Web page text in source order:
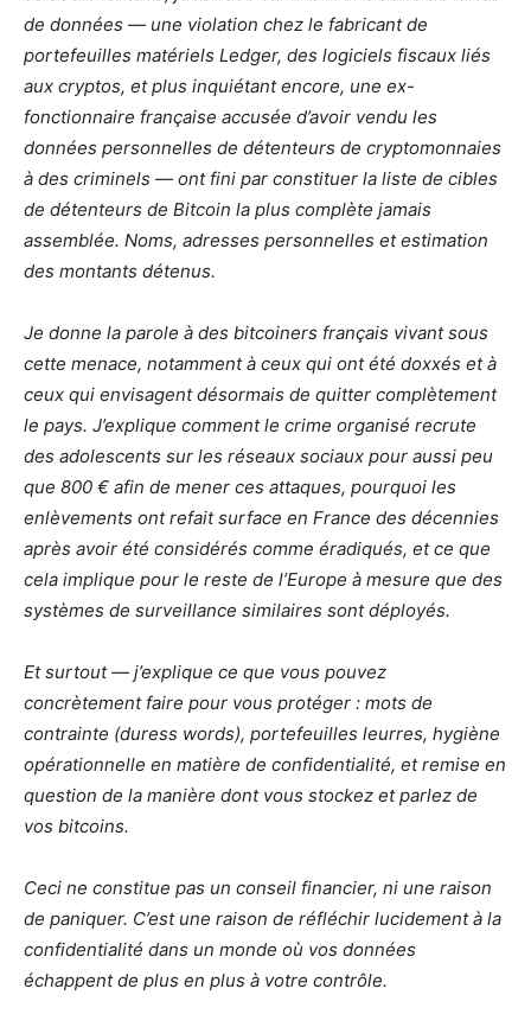
de données — une violation chez le fabricant de
portefeuilles matériels Ledger, des logiciels fiscaux liés
aux cryptos, et plus inquiétant encore, une ex-
fonctionnaire française accusée d’avoir vendu les
données personnelles de détenteurs de cryptomonnaies
à des criminels — ont fini par constituer la liste de cibles
de détenteurs de Bitcoin la plus complète jamais
assemblée. Noms, adresses personnelles et estimation
des montants détenus.
Je donne la parole à des bitcoiners français vivant sous
cette menace, notamment à ceux qui ont été doxxés et à
ceux qui envisagent désormais de quitter complètement
le pays. J’explique comment le crime organisé recrute
des adolescents sur les réseaux sociaux pour aussi peu
que 800 € afin de mener ces attaques, pourquoi les
enlèvements ont refait surface en France des décennies
après avoir été considérés comme éradiqués, et ce que
cela implique pour le reste de l’Europe à mesure que des
systèmes de surveillance similaires sont déployés.
Et surtout — j’explique ce que vous pouvez
concrètement faire pour vous protéger : mots de
contrainte (duress words), portefeuilles leurres, hygiène
opérationnelle en matière de confidentialité, et remise en
question de la manière dont vous stockez et parlez de
vos bitcoins.
Ceci ne constitue pas un conseil financier, ni une raison
de paniquer. C’est une raison de réfléchir lucidement à la
confidentialité dans un monde où vos données
échappent de plus en plus à votre contrôle.